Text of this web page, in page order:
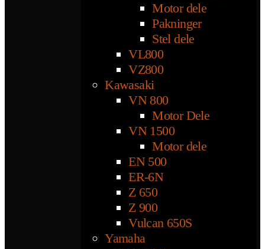
Motor dele
Pakninger
Stel dele
VL800
VZ800
Kawasaki
VN 800
Motor Dele
VN 1500
Motor dele
EN 500
ER-6N
Z 650
Z 900
Vulcan 650S
Yamaha